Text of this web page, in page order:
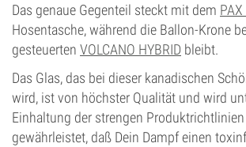
Das genaue Gegenteil steckt mit dem
Hosentasche, während die Ballon-Krone
gesteuerten VOLCANO HYBRID bleibt.
Das Glas, das bei dieser kanadischen
wird, ist von höchster Qualität und wird
Einhaltung der strengen
gewährleistet, daß Dein Dampf einen